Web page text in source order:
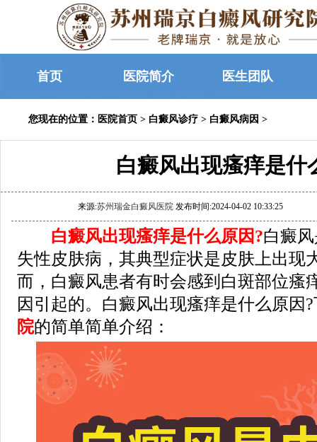
首页 医院简介 医生团队
您现在的位置： 医院首页 > 白癜风诊疗 > 白癜风病因 >
白癜风出现瘙痒是什
来源:苏州瑞金白癜风医院 发布时间:2024-04-02 10:33:25
白癜风出现瘙痒是什么原因?白癜
失性皮肤病，其典型症状是皮肤上出现
而，白癜风患者有时会感到白斑部位瘙
因引起的。白癜风出现瘙痒是什么原因
院的简单简单介绍：